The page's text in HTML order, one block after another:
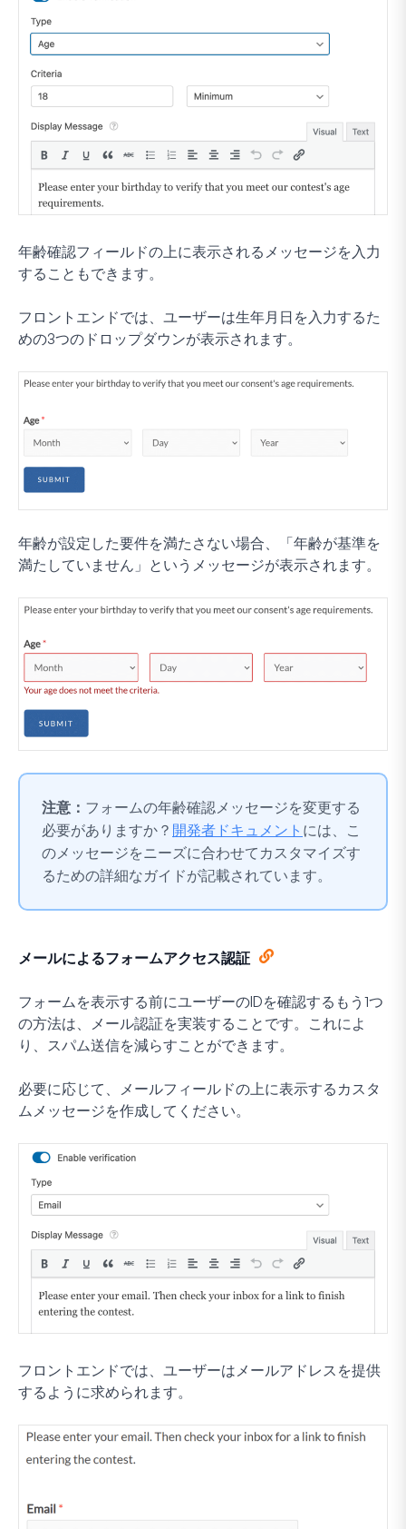
年齢確認フィールドの上に表示されるメッセージを入力
することもできます。
フロントエンドでは、ユーザーは生年月日を入力するた
めの3つのドロップダウンが表示されます。
年齢が設定した要件を満たさない場合、「年齢が基準を
満たしていません」というメッセージが表示されます。
注意： フォームの年齢確認メッセージを変更する
必要がありますか？ 開発者ドキュメント には、こ
のメッセージをニーズに合わせてカスタマイズす
るための詳細なガイドが記載されています。
メールによるフォームアクセス認証
フォームを表示する前にユーザーのIDを確認するもう1つ
の方法は、メール認証を実装することです。これによ
り、スパム送信を減らすことができます。
必要に応じて、メールフィールドの上に表示するカスタ
ムメッセージを作成してください。
フロントエンドでは、ユーザーはメールアドレスを提供
するように求められます。